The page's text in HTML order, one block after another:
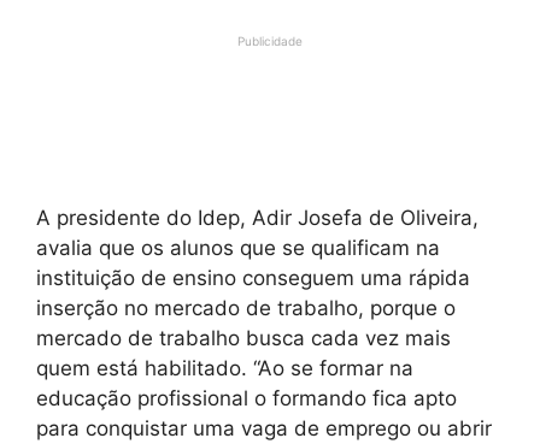
Publicidade
A presidente do Idep, Adir Josefa de Oliveira,
avalia que os alunos que se qualificam na
instituição de ensino conseguem uma rápida
inserção no mercado de trabalho, porque o
mercado de trabalho busca cada vez mais
quem está habilitado. “Ao se formar na
educação profissional o formando fica apto
para conquistar uma vaga de emprego ou abrir